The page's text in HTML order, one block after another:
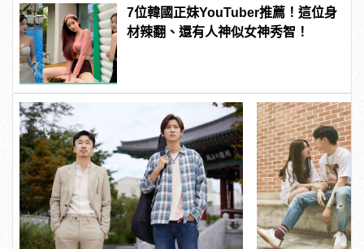
7位韓國正妹YouTuber推薦！這位身
材辣翻、還有人神似女神秀智！